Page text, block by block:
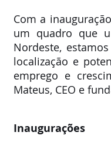
Com a
um quadro que
Nordeste,
localização e
emprego e
Mateus, CEO e
Inaugurações